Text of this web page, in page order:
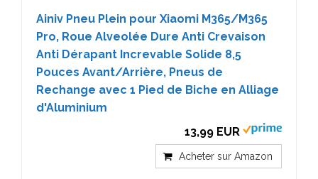
Ainiv Pneu Plein pour Xiaomi M365/M365
Pro, Roue Alveolée Dure Anti Crevaison
Anti Dérapant Increvable Solide 8,5
Pouces Avant/Arrière, Pneus de
Rechange avec 1 Pied de Biche en Alliage
d'Aluminium
13,99 EUR
Acheter sur Amazon